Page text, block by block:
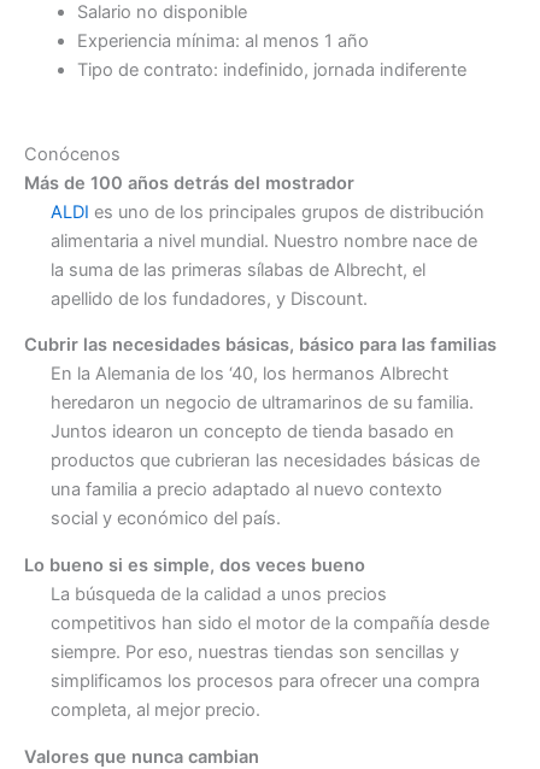
Salario no disponible
Experiencia mínima: al menos 1 año
Tipo de contrato: indefinido, jornada indiferente
Conócenos
Más de 100 años detrás del mostrador
ALDI es uno de los principales grupos de distribución
alimentaria a nivel mundial. Nuestro nombre nace de
la suma de las primeras sílabas de Albrecht, el
apellido de los fundadores, y Discount.
Cubrir las necesidades básicas, básico para las familias
En la Alemania de los ‘40, los hermanos Albrecht
heredaron un negocio de ultramarinos de su familia.
Juntos idearon un concepto de tienda basado en
productos que cubrieran las necesidades básicas de
una familia a precio adaptado al nuevo contexto
social y económico del país.
Lo bueno si es simple, dos veces bueno
La búsqueda de la calidad a unos precios
competitivos han sido el motor de la compañía desde
siempre. Por eso, nuestras tiendas son sencillas y
simplificamos los procesos para ofrecer una compra
completa, al mejor precio.
Valores que nunca cambian